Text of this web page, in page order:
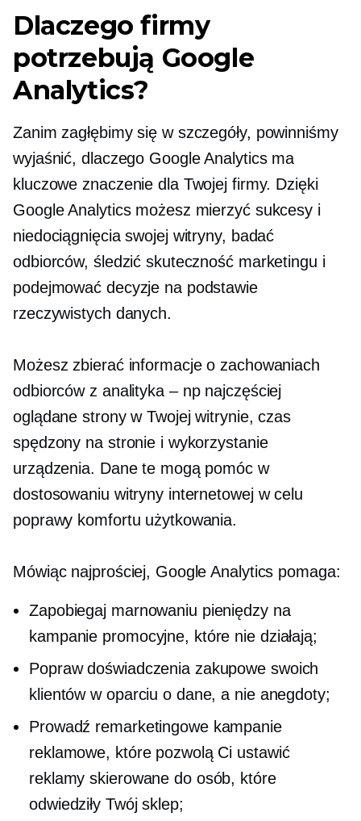
Dlaczego firmy
potrzebują Google
Analytics?
Zanim zagłębimy się w szczegóły, powinniśmy
wyjaśnić, dlaczego Google Analytics ma
kluczowe znaczenie dla Twojej firmy. Dzięki
Google Analytics możesz mierzyć sukcesy i
niedociągnięcia swojej witryny, badać
odbiorców, śledzić skuteczność marketingu i
podejmować decyzje na podstawie
rzeczywistych danych.
Możesz zbierać informacje o zachowaniach
odbiorców z analityka – npnajczęściej
oglądane strony w Twojej witrynie, czas
spędzony na stronie i wykorzystanie
urządzenia. Dane te mogą pomóc w
dostosowaniu witryny internetowej w celu
poprawy komfortu użytkowania.
Mówiąc najprościej, Google Analytics pomaga:
Zapobiegaj marnowaniu pieniędzy na
kampanie promocyjne, które nie działają;
Popraw doświadczenia zakupowe swoich
klientów w oparciu o dane, a nie anegdoty;
Prowadź remarketingowe kampanie
reklamowe, które pozwolą Ci ustawić
reklamy skierowane do osób, które
odwiedziły Twój sklep;